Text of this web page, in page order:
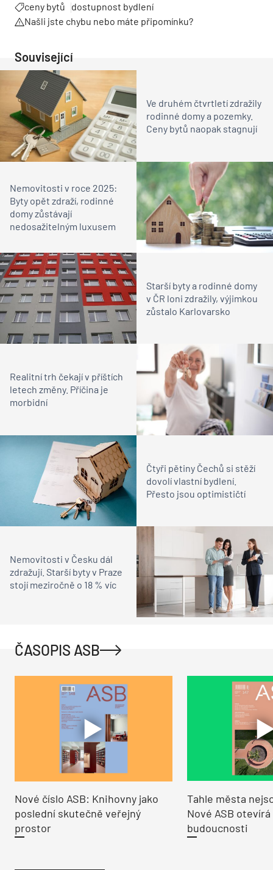
ceny bytů
dostupnost bydlení
Našli jste chybu nebo máte připomínku?
Související
Ve druhém čtvrtletí zdražily
rodinné domy a pozemky.
Ceny bytů naopak stagnují
Nemovitosti v roce 2025:
Byty opět zdraží, rodinné
domy zůstávají
nedosažitelným luxusem
Starší byty a rodinné domy
v ČR loni zdražily, výjimkou
zůstalo Karlovarsko
Realitní trh čekají v příštích
letech změny. Příčina je
morbidní
Čtyři pětiny Čechů si stěží
dovolí vlastní bydlení.
Přesto jsou optimističtí
Nemovitosti v Česku dál
zdražují. Starší byty v Praze
stojí meziročně o 18 % víc
ČASOPIS ASB
Nové číslo ASB: Knihovny jako
poslední skutečně veřejný
prostor
Tahle města
Nové ASB
budoucnosti